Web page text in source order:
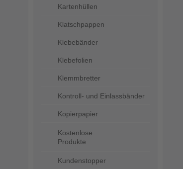
Kartenhüllen
Klatschpappen
Klebebänder
Klebefolien
Klemmbretter
Kontroll- und Einlassbänder
Kopierpapier
Kostenlose
Produkte
Kundenstopper